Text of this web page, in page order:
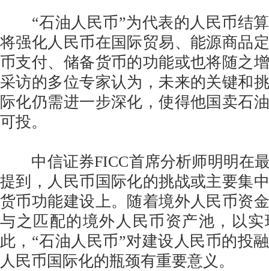
“石油人民币”为代表的人民币结算
将强化人民币在国际贸易、能源商品
币支付、储备货币的功能或也将随之
采访的多位专家认为，未来的关键和
际化仍需进一步深化，使得他国卖石
可投。
中信证券FICC首席分析师明明在
提到，人民币国际化的挑战或主要集
货币功能建设上。随着境外人民币资
与之匹配的境外人民币资产池，以
此，“石油人民币”对建设人民币的投
人民币国际化的瓶颈有重要意义。